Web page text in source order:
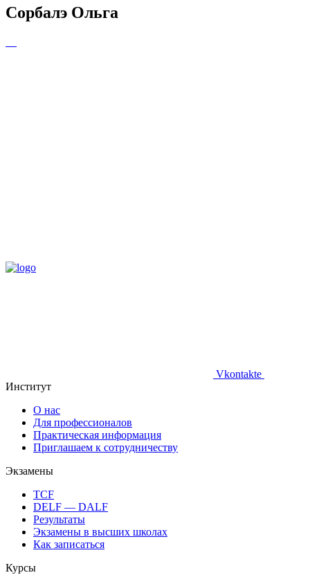
Сорбалэ Ольга
Vkontakte
Институт
О нас
Для профессионалов
Практическая информация
Приглашаем к сотрудничеству
Экзамены
TCF
DELF — DALF
Результаты
Экзамены в высших школах
Как записаться
Курсы